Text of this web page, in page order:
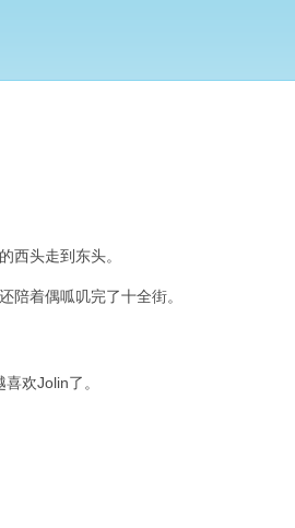
西头走到东头。
陪着偶呱叽完了十全街。
欢Jolin了。